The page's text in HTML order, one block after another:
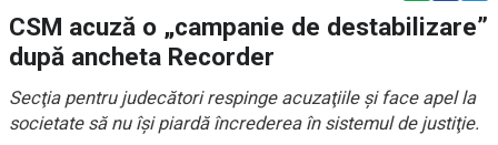
CSM acuză o „campanie de destabilizare”
după ancheta Recorder
Secţia pentru judecători respinge acuzaţiile şi face apel la
societate să nu îşi piardă încrederea în sistemul de justiţie.